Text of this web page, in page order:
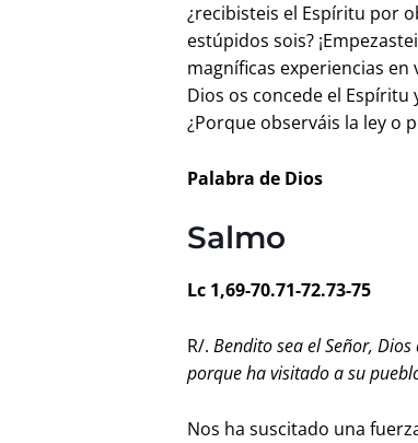
¿recibisteis el Espíritu por
estúpidos sois?
magníficas experiencias en
Dios os concede el
¿Porque observáis la ley o
Palabra de Dios
Salmo
Lc 1,69-70.71-72.73-75
R/.Bendito sea el Señor, Dios
porque ha visitado a su
Nos ha suscitado una